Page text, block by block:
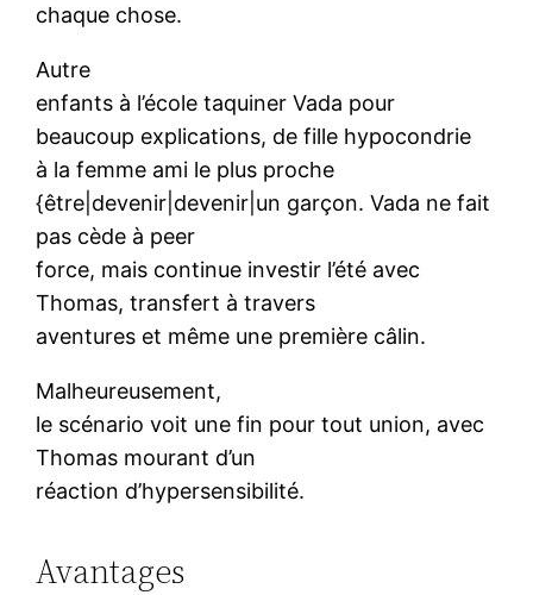
chaque chose.
Autre
enfants à l’école taquiner Vada pour
beaucoup explications, de fille hypocondrie
à la femme ami le plus proche
{être|devenir|devenir|un garçon. Vada ne fait
pas cède à peer
force, mais continue investir l’été avec
Thomas, transfert à travers
aventures et même une première câlin.
Malheureusement,
le scénario voit une fin pour tout union, avec
Thomas mourant d’un
réaction d’hypersensibilité.
Avantages